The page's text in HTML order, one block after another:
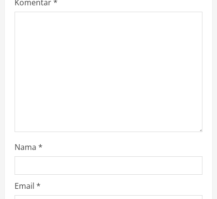
Komentar*
Nama *
Email *